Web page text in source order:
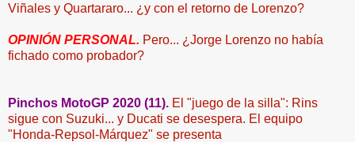
Viñales y Quartararo... ¿y con el retorno de Lorenzo?
OPINIÓN PERSONAL. Pero... ¿Jorge Lorenzo no había
fichado como probador?
Pinchos MotoGP 2020 (11). El "juego de la silla": Rins
sigue con Suzuki... y Ducati se desespera. El equipo
"Honda-Repsol-Márquez" se presenta